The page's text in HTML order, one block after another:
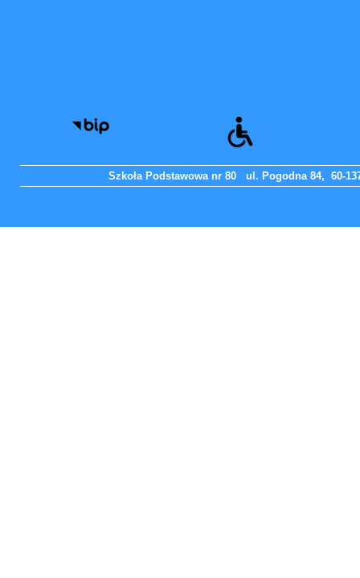
Szkoła Podstawowa nr 80 ul. Pogodna 84, 60-